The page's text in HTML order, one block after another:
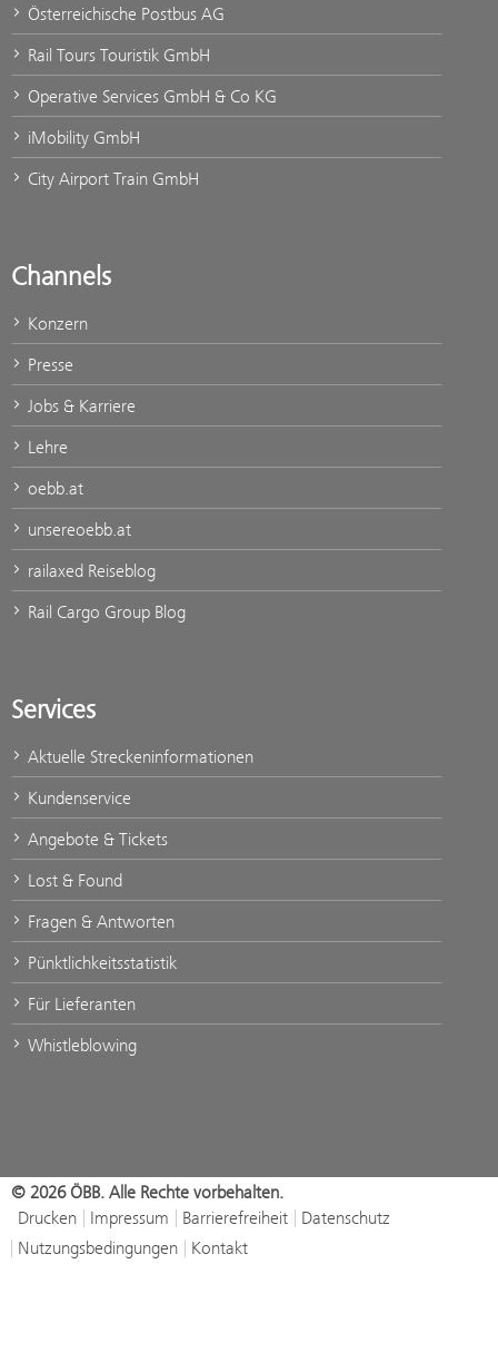
Österreichische Postbus AG
Rail Tours Touristik GmbH
Operative Services GmbH & Co KG
iMobility GmbH
City Airport Train GmbH
Channels
Konzern
Presse
Jobs & Karriere
Lehre
oebb.at
unsereoebb.at
railaxed Reiseblog
Rail Cargo Group Blog
Services
Aktuelle Streckeninformationen
Kundenservice
Angebote & Tickets
Lost & Found
Fragen & Antworten
Pünktlichkeitsstatistik
Für Lieferanten
Whistleblowing
© 2026 ÖBB. Alle Rechte vorbehalten.
Drucken
Impressum Barrierefreiheit
Datenschutz
Nutzungsbedingungen
Kontakt